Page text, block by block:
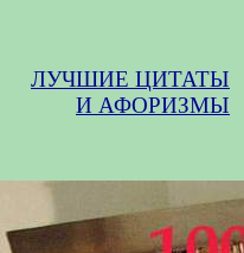
ЛУЧШИЕ ЦИТАТЫ
И АФОРИЗМЫ